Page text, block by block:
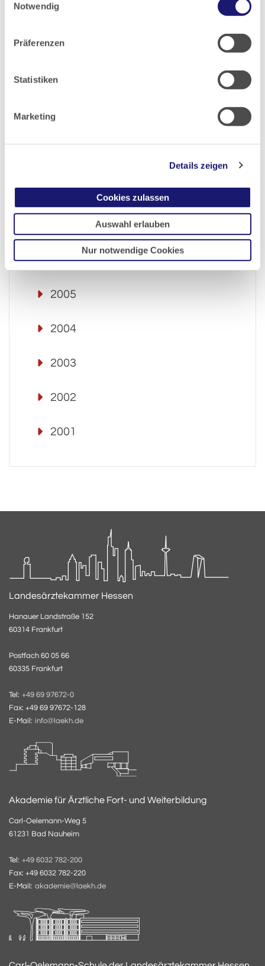
Notwendig
Präferenzen
Statistiken
Marketing
Details zeigen
Cookies zulassen
Auswahl erlauben
Nur notwendige Cookies
2010
2008
2006
2005
2004
2003
2002
2001
Landesärztekammer Hessen
Hanauer Landstraße 152
60314 Frankfurt
Postfach 60 05 66
60335 Frankfurt
Tel: +49 69 97672-0
Fax: +49 69 97672-128
E-Mail: info@laekh.de
Akademie für Ärztliche Fort- und Weiterbildung
Carl-Oelemann-Weg 5
61231 Bad Nauheim
Tel: +49 6032 782-200
Fax: +49 6032 782-220
E-Mail: akademie@laekh.de